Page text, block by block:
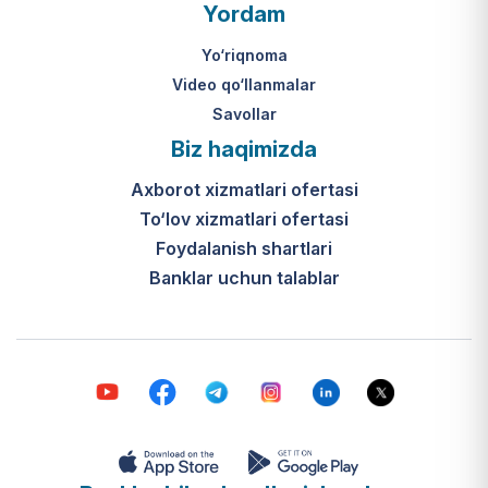
O‘zbekiston Respublikasi Vazirlar
316-son qarori hamda Prezidentning
PQ-410-son qarori.
Ijtimoiy qo‘llab-quvvatlash
markazlari (IQQM) o‘zi nima?
Bular ilgarigi “Saxovat” keksalar va
nogironligi bo‘lgan shaxslar uchun
internat uylari hamda Urush va
mehnat faxriylari pansionatining
Yordam
Yo‘riqnoma
Video qo‘llanmalar
Savollar
Biz haqimizda
Axborot xizmatlari ofertasi
To‘lov xizmatlari ofertasi
Foydalanish shartlari
Banklar uchun talablar